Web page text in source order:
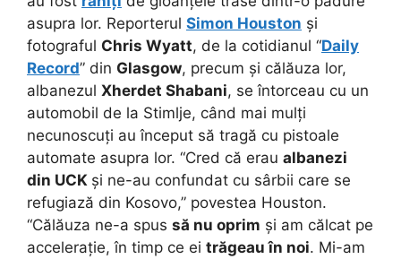
asupra lor. Reporterul Simon Houston și
fotograful Chris Wyatt, de la cotidianul “Daily
Record” din Glasgow, precum și călăuza lor,
albanezul Xherdet Shabani, se întorceau cu un
automobil de la Stimlje, când mai mulți
necunoscuți au început să tragă cu pistoale
automate asupra lor. “Cred că erau albanezi
din UCK și ne-au confundat cu sârbii care se
refugiază din Kosovo,” povestea Houston.
“Călăuza ne-a spus să nu oprim și am călcat pe
accelerație, în timp ce ei trăgeau în noi. Mi-am